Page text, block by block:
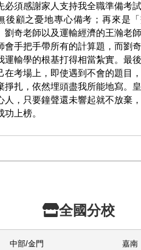
必須感謝家人支持我全職準備考
後顧之憂地專心備考；再來是
劉奇老師以及運輸經濟的王瀚老
會手把手帶所有的計算題，而劉
運輸學的根基打得相當紮實。最
在考場上，即使遇到不會的題目
掙扎，依然埋頭盡我所能地寫。
人，只要鐘聲還未響起就不放棄
功上榜。
全國分校
中部/金門 嘉南